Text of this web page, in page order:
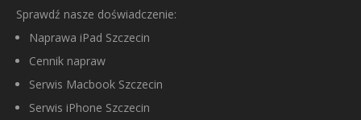
Sprawdź nasze doświadczenie:
Naprawa iPad Szczecin
Cennik napraw
Serwis Macbook Szczecin
Serwis iPhone Szczecin